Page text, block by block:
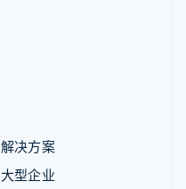
解决方案
大型企业